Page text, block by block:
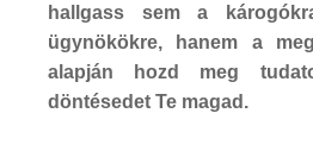
hallgass sem a
ügynökökre, hanem a
alapján hozd meg
döntésedet Te magad.